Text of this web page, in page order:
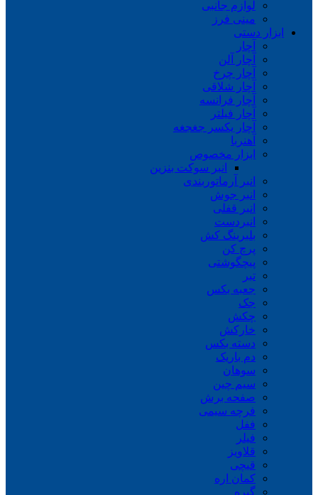
لوازم جانبی
مینی فرز
ابزار دستی
آچار
آچار آلن
آچار چرخ
آچار شلاقی
آچار فرانسه
آچار فیلتر
آچار یکسر جغجغه
آهنربا
ابزار مخصوص
انبر سوکت بنزین
انبر آرماتوربندی
انبر جوش
انبر قفلی
انبردست
بلبرینگ کش
پرچ کن
پیچگوشتی
تبر
جعبه بکس
جک
چکش
خارکش
دسته بکس
دم باریک
سوهان
سیم چین
صفحه برش
فرچه سیمی
ففل
فیلر
قلاویز
قیچی
کمان اره
گیره